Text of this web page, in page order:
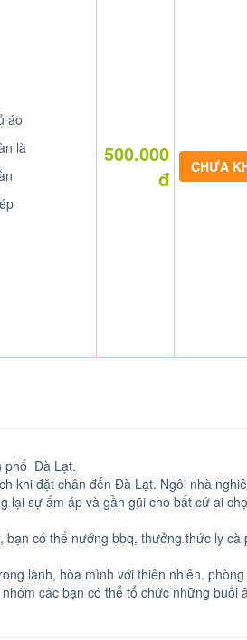
áo
là
500.000
đ
CHƯA
phố Đà Lạt.
khi đặt chân đến Đà Lạt. Ngôi nhà
lại sự ấm áp và gần gũi cho bất cứ ai
có thể nướng bbq, thưởng thức ly cà
lành, hòa mình với thiên nhiên.
các bạn có thể tổ chức những buổi